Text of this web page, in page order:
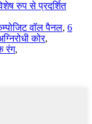
रुप से प्रदर्शित
वॉल पैनल, 6
कोर,
रंग,